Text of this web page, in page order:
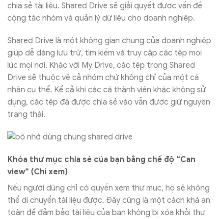
chia sẻ tài liệu. Shared Drive sẽ giải quyết được vấn đề
cộng tác nhóm và quản lý dữ liệu cho doanh nghiệp.
Shared Drive là một không gian chung của doanh nghiệp
giúp dễ dàng lưu trữ, tìm kiếm và truy cập các tệp mọi
lúc mọi nơi. Khác với My Drive, các tệp trong Shared
Drive sẽ thuộc về cả nhóm chứ không chỉ của một cá
nhân cụ thể. Kể cả khi các cá thành viên khác không sử
dụng, các tệp đã được chia sẻ vào vẫn được giữ nguyên
trạng thái.
Khóa thư mục chia sẻ của bạn bằng chế độ “Can
view” (Chỉ xem)
Nếu người dùng chỉ có quyền xem thư mục, họ sẽ không
thể di chuyển tài liệu được. Đây cũng là một cách khá an
toàn để đảm bảo tài liệu của bạn không bị xóa khỏi thư